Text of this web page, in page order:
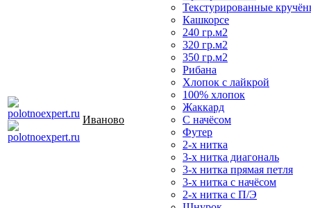
Иваново
Текстурированные
Кашкорсе
240 гр.м2
320 гр.м2
350 гр.м2
Рибана
Хлопок с лайкрой
100% хлопок
Жаккард
С начёсом
Футер
2-х нитка
3-х нитка диагональ
3-х нитка прямая петля
3-х нитка с начёсом
2-х нитка с П/Э